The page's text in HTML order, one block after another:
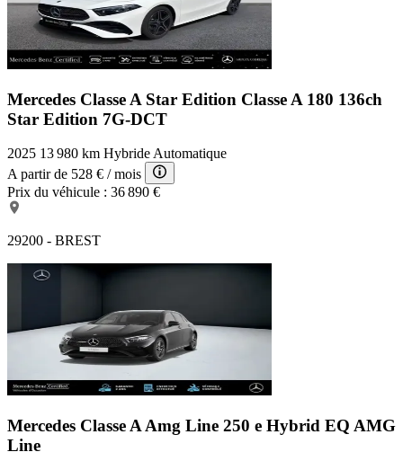
Mercedes Classe A Star Edition Classe A 180 136ch
Star Edition 7G-DCT
2025 13 980 km Hybride Automatique
A partir de 528 € / mois
Prix du véhicule : 36 890 €
29200 - BREST
Mercedes Classe A Amg Line 250 e Hybrid EQ AMG
Line